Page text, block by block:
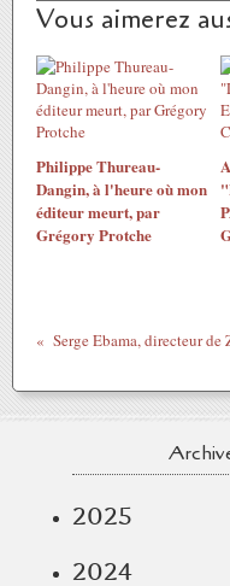
Vous aimerez
Philippe Thureau-
Dangin, à l'heure où mon
éditeur meurt, par
Grégory Protche
2025
2024